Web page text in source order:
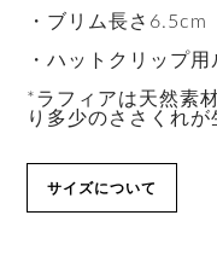
・ブリム長さ6.5cm
・ハットクリップ用
*ラフィアは天然素
り多少のささくれが
サイズについて